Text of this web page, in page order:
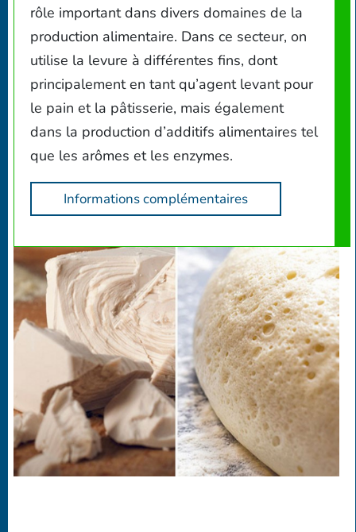
rôle important dans divers domaines de la
production alimentaire. Dans ce secteur, on
utilise la levure à différentes fins, dont
principalement en tant qu’agent levant pour
le pain et la pâtisserie, mais également
dans la production d’additifs alimentaires tel
que les arômes et les enzymes.
Informations complémentaires